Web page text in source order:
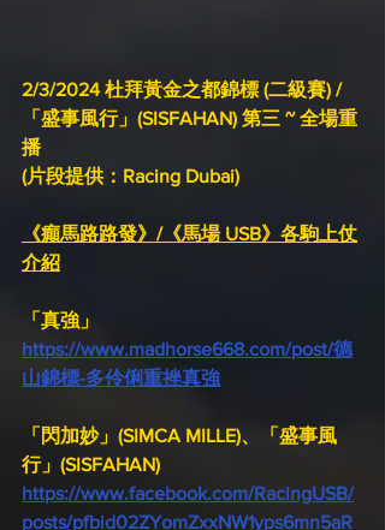
2/3/2024 杜拜黃金之都錦標 (二級賽) /
「盛事風行」(SISFAHAN) 第三 ~ 全場重
播
(片段提供：Racing Dubai)
《癲馬路路發》/《馬場 USB》各駒上仗
介紹
「真強」
https://www.madhorse668.com/post/德
山錦標-多伶俐重挫真強
「閃加妙」(SIMCA MILLE)、「盛事風
行」(SISFAHAN)
https://www.facebook.com/RacingUSB/
posts/pfbid02ZYomZxxNW1yps6mn5aR